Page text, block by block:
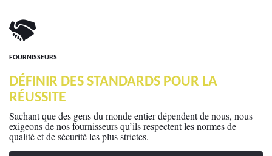
FOURNISSEURS
DÉFINIR DES STANDARDS POUR LA
RÉUSSITE
Sachant que des gens du monde entier dépendent de nous, nous
exigeons de nos fournisseurs qu’ils respectent les normes de
qualité et de sécurité les plus strictes.